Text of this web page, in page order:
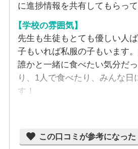
時間に余裕をもって登校することで気
いう心配も大丈夫！MUGEN高等学院
り、遠足やボランティア活動、文化祭
す。もちろん参加は自由なので自分の
参加を決めることができますよ。 安心
雰囲気、優しい先輩たちを知っていた
ンキャンパスや見学にお越しください
を大切にしていきます。
・進学サポートコース
に進捗情報を共有してもらって
【学校の雰囲気】
先生も生徒もとても優しい人
子もいれば私服の子もいます
誰かと一緒に食べたい気分だ
り、1人で食べたり、みんな日
す！
この口コミが参考になった